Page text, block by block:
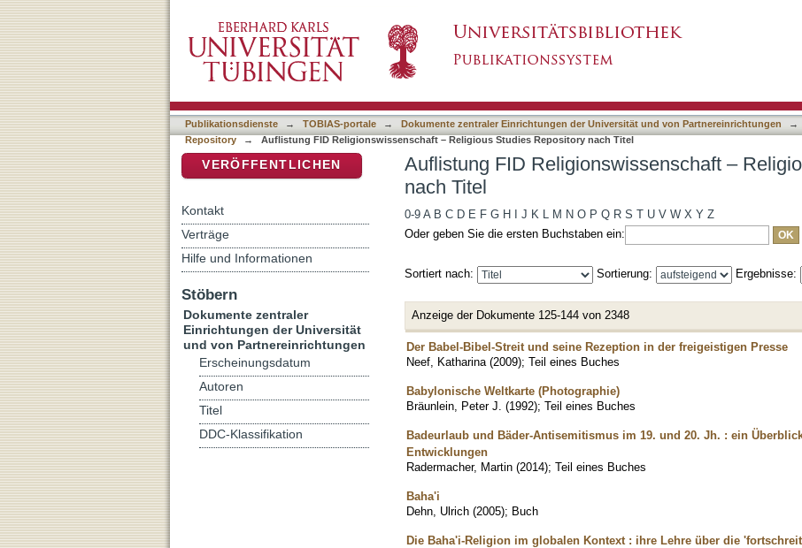
Publikationsdienste → TOBIAS-portale → Dokumente zentraler Einrichtungen der Universität und von Partnereinrichtungen →
Repository
→ Auflistung FID Religionswissenschaft – Religious Studies Repository nach Titel
Auflistung FID Religionswissenschaft –
nach Titel
0-9 A B C D E F G H J K L M N O P Q R S T U V W X Y Z
Oder geben Sie die ersten Buchstaben ein:
Sortiert nach: Sortierung: Ergebnisse:
Anzeige der Dokumente 125-144 von 2348
Der Babel-Bibel-Streit und seine Rezeption in der freigeistigen Presse
Neef, Katharina (2009); Teil eines Buches
Babylonische Weltkarte (Photographie)
Bräunlein, Peter J. (1992); Teil eines Buches
Badeurlaub und Bäder-Antisemitismus im 19. und 20. Jh. : ein
Entwicklungen
Radermacher, Martin (2014); Teil eines Buches
Baha'i
Dehn, Ulrich (2005); Buch
Die Baha'i-Religion im globalen Kontext : ihre Lehre über die
VERÖFFENTLICHEN
Kontakt
Verträge
Hilfe und Informationen
Stöbern
Dokumente zentraler
Einrichtungen der Universität
und von Partnereinrichtungen
Erscheinungsdatum
Autoren
Titel
DDC-Klassifikation